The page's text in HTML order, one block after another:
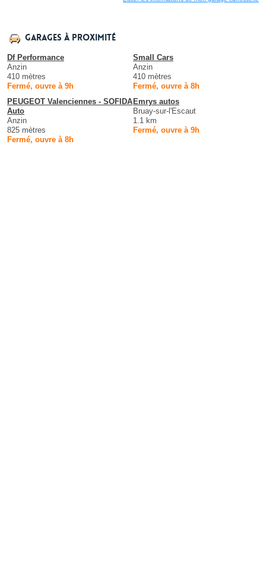
Garages à proximité
Df Performance
Anzin
410 mètres
Fermé, ouvre à 9h
Small Cars
Anzin
410 mètres
Fermé, ouvre à 8h
PEUGEOT Valenciennes - SOFIDA
Auto
Anzin
825 mètres
Fermé, ouvre à 8h
Emrys autos
Bruay-sur-l'Escaut
1.1 km
Fermé, ouvre à 9h